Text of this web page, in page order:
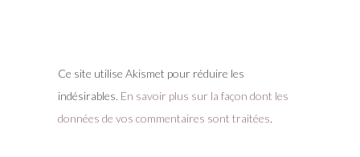
Ce site utilise Akismet pour réduire les
indésirables. En savoir plus sur la façon dont les
données de vos commentaires sont traitées.